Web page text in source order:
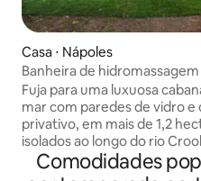
Casa ⋅ Nápoles
Banheira de
beira-mar de designer LUX -
Fuja para uma luxuosa
mar com paredes de vidro e
privativo, em mais de 1,2
isolados ao longo do rio
Naples, Maine. O rio
propriedade, oferecendo
Comodidades